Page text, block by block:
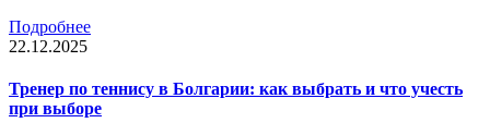
Подробнее
22.12.2025
Тренер по теннису в Болгарии: как выбрать и что учесть
при выборе